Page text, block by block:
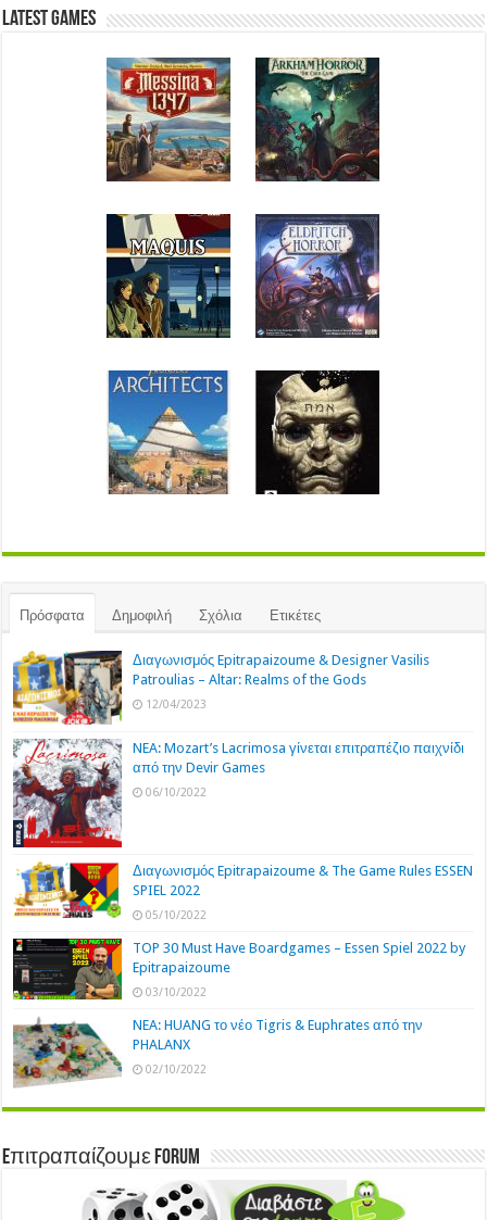
Latest Games
Πρόσφατα Δημοφιλή Σχόλια Ετικέτες
Διαγωνισμός Epitrapaizoume & Designer Vasilis
Patroulias – Altar: Realms of the Gods
12/04/2023
NEA: Mozart’s Lacrimosa γίνεται επιτραπέζιο παιχνίδι
από την Devir Games
06/10/2022
Διαγωνισμός Epitrapaizoume & The Game Rules ESSEN
SPIEL 2022
05/10/2022
TOP 30 Must Have Boardgames – Essen Spiel 2022 by
Epitrapaizoume
03/10/2022
NEA: HUANG το νέο Tigris & Euphrates από την
PHALANX
02/10/2022
Eπιτραπαίζουμε Forum